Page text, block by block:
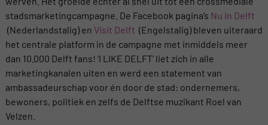
stadsmarketingcampagne. De Facebook pagina’s Nu in Delft
(Nederlandstalig) en Visit Delft (Engelstalig) bleven uiteraard
het centrale platform in de campagne met inmiddels meer
dan 10.000 Delft fans! ‘I LIKE DELFT’ liet zich in alle
marketingkanalen uiten en werd een statement van
ambassadeurschap voor én door de stad: ondernemers,
bewoners, politiek en zelfs de Delftse muzikant Roel van
Velzen.